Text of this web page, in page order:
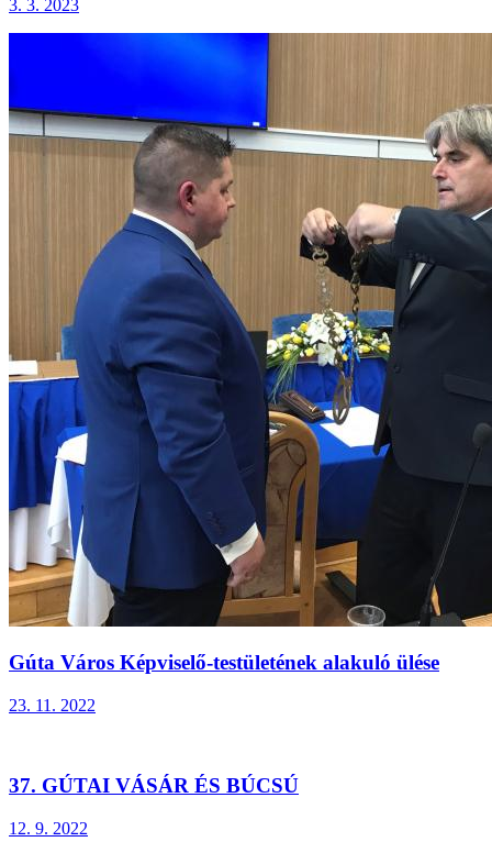
3. 3. 2023
Gúta Város Képviselő-testületének alakuló ülése
23. 11. 2022
37. GÚTAI VÁSÁR ÉS BÚCSÚ
12. 9. 2022